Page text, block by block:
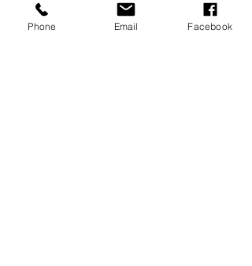
+41 79 785 40 17
E-mail:
contact@domaine-duboux.ch
Phone Email Facebook